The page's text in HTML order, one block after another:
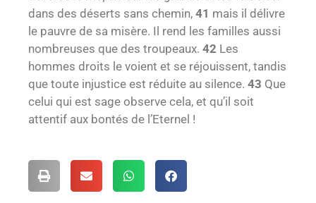
dans des déserts sans chemin, 41 mais il délivre
le pauvre de sa misère. Il rend les familles aussi
nombreuses que des troupeaux. 42 Les
hommes droits le voient et se réjouissent, tandis
que toute injustice est réduite au silence. 43 Que
celui qui est sage observe cela, et qu’il soit
attentif aux bontés de l’Eternel !